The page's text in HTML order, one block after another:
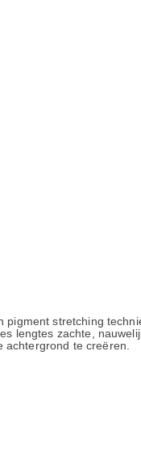
stretching
lengtes zachte,
te creëren.